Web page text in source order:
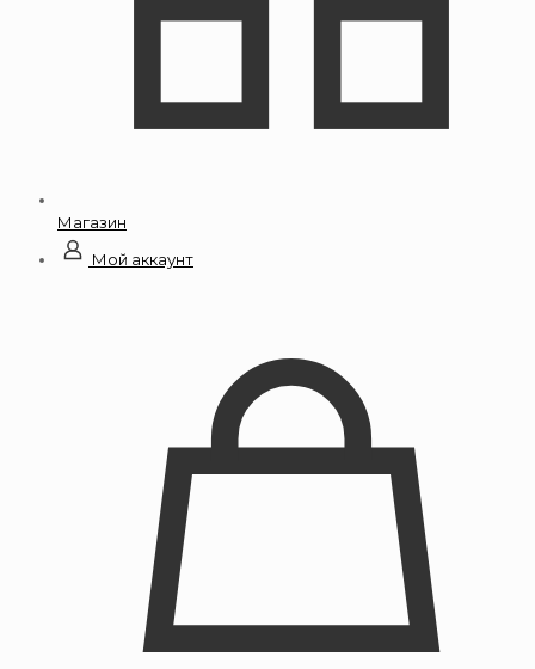
Магазин
Мой аккаунт